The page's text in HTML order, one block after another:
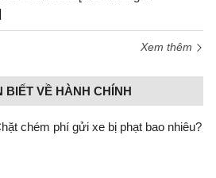
Xem thêm
VỀ HÀNH CHÍNH
chém phí gửi xe bị phạt bao nhiêu?